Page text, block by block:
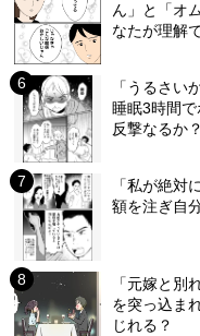
ん」と「オ
なたが理解
「うるさい
睡眠3時間
反撃なるか？
「私が絶
額を注ぎ自
「元嫁と別
を突っ込ま
じれる？